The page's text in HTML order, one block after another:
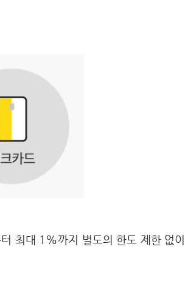
최대 1%까지 별도의 한도 제한 없이